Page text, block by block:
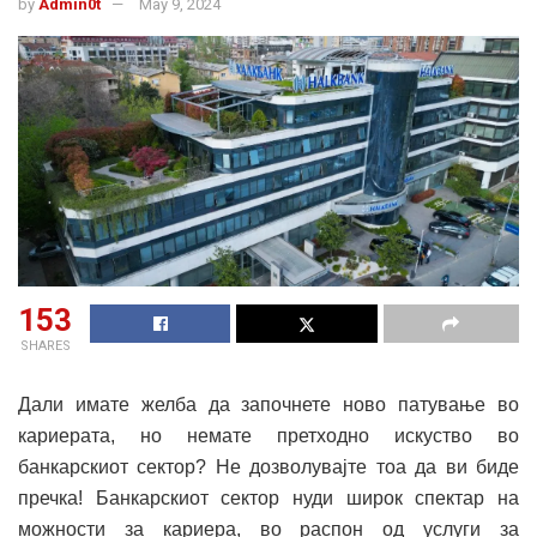
by Admin0t May 9, 2024
153
SHARES
Дали имате желба да започнете ново патување во
кариерата, но немате претходно искуство во
банкарскиот сектор? Не дозволувајте тоа да ви биде
пречка! Банкарскиот сектор нуди широк спектар на
можности за кариера, во распон од услуги за